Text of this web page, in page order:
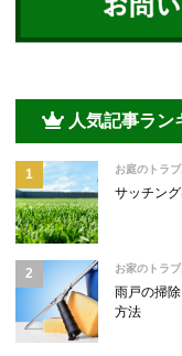
人気記事ラン
お庭のトラ
サッチン
お家のトラ
雨戸の掃
方法